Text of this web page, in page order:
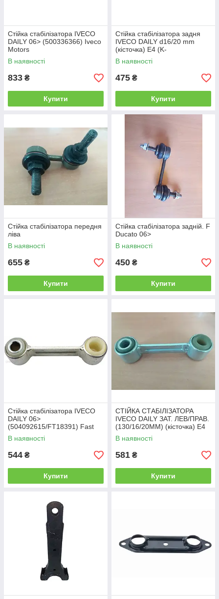
Стійка стабілізатора IVECO
DAILY 06> (500336366) Iveco
Motors
В наявності
833 ₴
Купити
Стійка стабілізатора задня
IVECO DAILY d16/20 mm
(кісточка) E4 (K-
127/504092614) LCC
В наявності
475 ₴
Купити
Стійка стабілізатора передня
ліва
В наявності
655 ₴
Купити
Стійка стабілізатора задній. F
Ducato 06>
В наявності
450 ₴
Купити
Стійка стабілізатора IVECO
DAILY 06>
(504092615/FT18391) Fast
В наявності
544 ₴
Купити
СТІЙКА СТАБІЛІЗАТОРА
IVECO DAILY ЗАТ. ЛЕВ/ПРАВ.
(130/16/20MM) (кісточка) E4
(FT18333/504092614)
В наявності
581 ₴
Купити